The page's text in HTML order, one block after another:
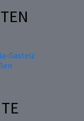
Gasteiz